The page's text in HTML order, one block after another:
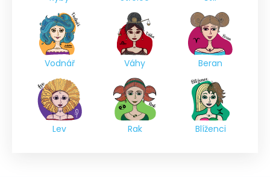
Vodnář Váhy Beran
Lev Rak Blíženci